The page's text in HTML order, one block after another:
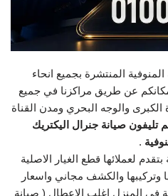
المنتشرة بجميع انحاء
عن طريق مراكزنا في جميع
والوجه البحري ومدن القناة
تليفون صيانة جنرال اليكتريك
.
لعملائها قطع الغيار الاصلية
وتركيبها والكشف مجاني واسعار
في المنزل اغلب الاعطال ( صيانة